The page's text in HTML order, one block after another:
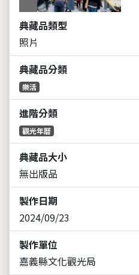
典藏品類型
照片
典藏品分類
樂活
進階分類
觀光年曆
典藏品大小
無出版品
製作日期
2024/09/23
製作單位
嘉義縣文化觀光局